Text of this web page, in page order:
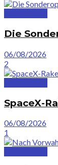
Die
06/08/2026
2
SpaceX-
06/08/2026
1